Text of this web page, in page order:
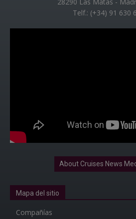
28290 Las Matas -
Telf.: (+34) 91 630
About Cruises News
Mapa del sitio
Compañías